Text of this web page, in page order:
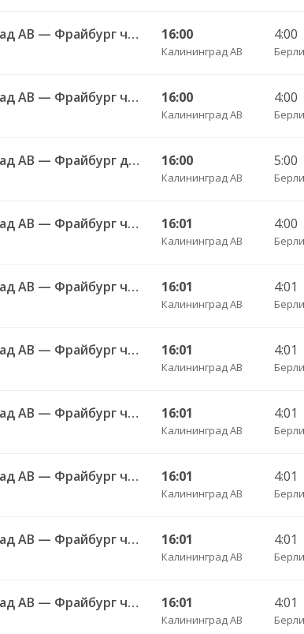
905 Калининград АВ — Фрайбург ч/з Дортмунд 16:00
Калининград АВ
4:00
905 Калининград АВ — Фрайбург ч/з Дортмунд 16:00
Калининград АВ
4:00
905 Калининград АВ — Фрайбург до г. Берлин 16:00
Калининград АВ
5:00
905 Калининград АВ — Фрайбург ч/з Берлин 16:01
Калининград АВ
4:00
905 Калининград АВ — Фрайбург ч/з Дортмунд 16:01
Калининград АВ
4:01
905 Калининград АВ — Фрайбург ч/з Дортмунд 16:01
Калининград АВ
4:01
905 Калининград АВ — Фрайбург ч/з Дортмунд 16:01
Калининград АВ
4:01
905 Калининград АВ — Фрайбург ч/з Дортмунд 16:01
Калининград АВ
4:01
905 Калининград АВ — Фрайбург ч/з Дортмунд 16:01
Калининград АВ
4:01
905 Калининград АВ — Фрайбург ч/з Дортмунд 16:01
Калининград АВ
4:01